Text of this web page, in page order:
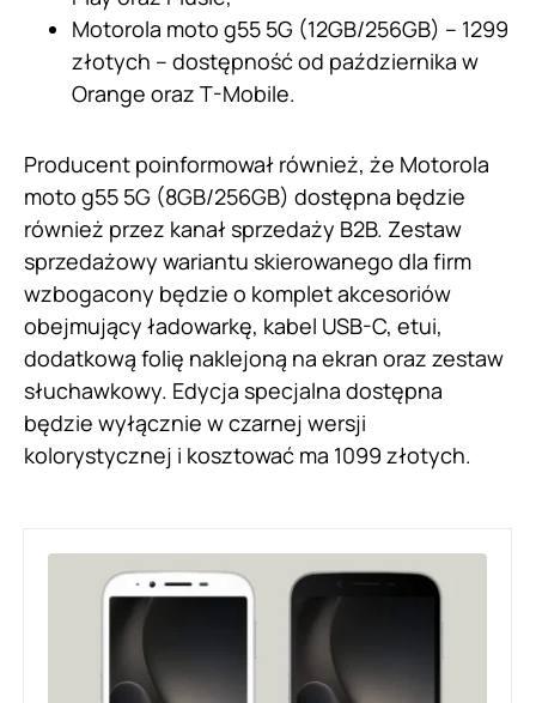
Motorola moto g55 5G (12GB/256GB) – 1299
złotych – dostępność od października w
Orange oraz T-Mobile.
Producent poinformował również, że Motorola
moto g55 5G (8GB/256GB) dostępna będzie
również przez kanał sprzedaży B2B. Zestaw
sprzedażowy wariantu skierowanego dla firm
wzbogacony będzie o komplet akcesoriów
obejmujący ładowarkę, kabel USB-C, etui,
dodatkową folię naklejoną na ekran oraz zestaw
słuchawkowy. Edycja specjalna dostępna
będzie wyłącznie w czarnej wersji
kolorystycznej i kosztować ma 1099 złotych.